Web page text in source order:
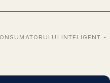
INTELIGENT -